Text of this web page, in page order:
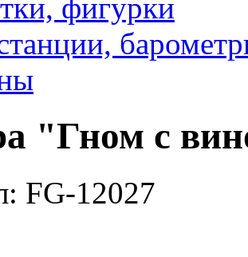
фигурки
"Гном с
FG-12027